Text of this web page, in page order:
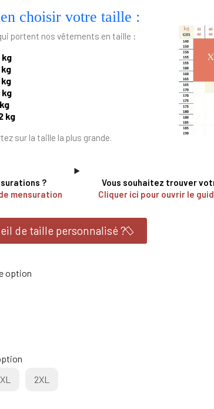
choisir votre taille :
portent nos vêtements en taille :
kg
kg
kg
sur la taille la plus grande.
?
mensuration
Vous souhaitez trouver
Cliquer ici pour ouvrir le
de taille personnalisé ?
option
XL 2XL